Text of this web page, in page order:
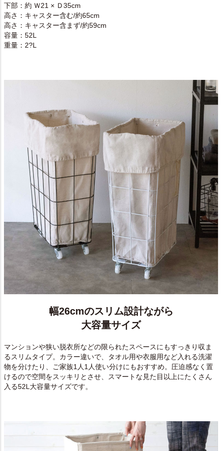
下部：約 Ｗ21 × Ｄ35cm
高さ：キャスター含む/約65cm
高さ：キャスター含まず/約59cm
容量：52L
重量：2?L
幅26cmのスリム設計ながら
大容量サイズ
マンションや狭い脱衣所などの限られたスペースにもすっきり収ま
るスリムタイプ。カラー違いで、タオル用や衣服用など入れる洗濯
物を分けたり、ご家族1人1人使い分けにもおすすめ。圧迫感なく置
けるので空間をスッキリとさせ、スマートな見た目以上にたくさん
入る52L大容量サイズです。